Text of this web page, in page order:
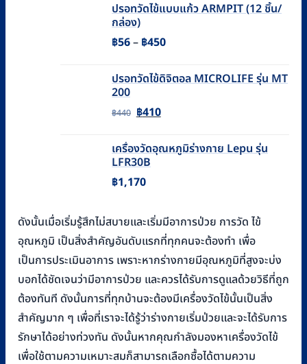
ปรอทวัดไข้แบบแก้ว ARMPIT (12 ชิ้น/
กล่อง)
฿56– ฿450Price
฿56
ปรอทวัดไข้ดิจิตอล MICROLIFE รุ่น MT
200
฿440 Original
was:
฿440.
฿410Current
is:
เครื่องวัดอุณหภูมิร่างกาย Lepu รุ่น
LFR30B
฿1,170
ดังนั้นเมื่อเริ่มรู้สึกไม่สบายและเริ่มมีอาการป่วย การวัด ไข้
อุณหภูมิ เป็นสิ่งสำคัญอันดับแรกที่ทุกคนจะต้องทำ เพื่อ
เป็นการประเมินอาการ เพราะหากร่างกายมีอุณหภูมิที่สูงจะบ่ง
บอกได้ชัดเจนว่ามีอาการป่วย และควรได้รับการดูแลด้วยวิธีที่ถูก
ต้องทันที ดังนั้นการที่ทุกบ้านจะต้องมีเครื่องวัดไข้นั้นเป็นสิ่ง
สำคัญมาก ๆ เพื่อที่เราจะได้รู้ว่าร่างกายเริ่มป่วยและจะได้รับการ
รักษาได้อย่างท่วงทัน ดังนั้นหากคุณกำลังมองหาเครื่องวัดไข้
เพื่อใช้ตามความเหมาะสมก็สามารถเลือกซื้อได้ตามความ